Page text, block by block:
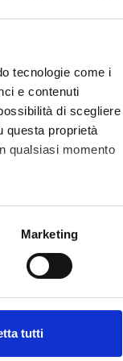
tecnologie come i
e contenuti
di scegliere
questa proprietà
qualsiasi momento
Marketing
tutti
AFFERENTI
e Sanità